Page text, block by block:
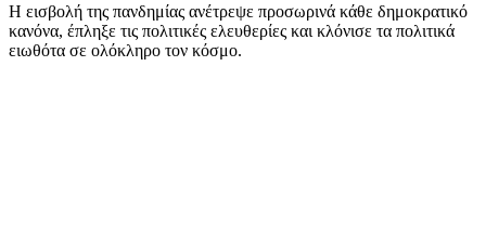
Η εισβολή της πανδημίας ανέτρεψε προσωρινά κάθε δημοκρατικό
κανόνα, έπληξε τις πολιτικές ελευθερίες και κλόνισε τα πολιτικά
ειωθότα σε ολόκληρο τον κόσμο.